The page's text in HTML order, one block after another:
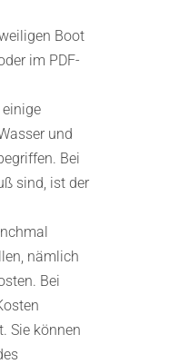
Boot
im PDF-
und
Bei
sind, ist der
nämlich
Bei
Sie können